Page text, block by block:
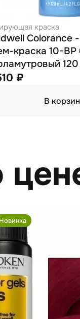
краска
Colorance
краска 10-
₽
В
Новинка